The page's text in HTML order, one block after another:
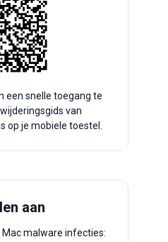
een snelle toegang te
van
op je mobiele toestel.
aan
malware infecties: